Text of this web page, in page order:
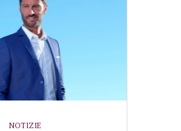
NOTIZIE